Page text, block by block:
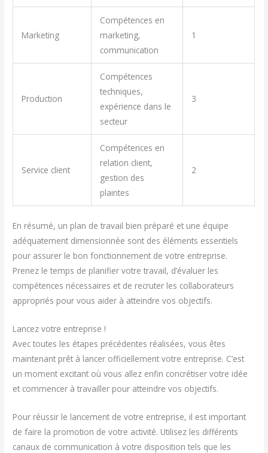
Marketing
Compétences en
marketing,
communication
1
Production
Compétences
techniques,
expérience dans le
secteur
3
Service client
Compétences en
relation client,
gestion des
plaintes
2
En résumé, un plan de travail bien préparé et une équipe
adéquatement dimensionnée sont des éléments essentiels
pour assurer le bon fonctionnement de votre entreprise.
Prenez le temps de planifier votre travail, d’évaluer les
compétences nécessaires et de recruter les collaborateurs
appropriés pour vous aider à atteindre vos objectifs.
Lancez votre entreprise !
Avec toutes les étapes précédentes réalisées, vous êtes
maintenant prêt à lancer officiellement votre entreprise. C’est
un moment excitant où vous allez enfin concrétiser votre idée
et commencer à travailler pour atteindre vos objectifs.
Pour réussir le lancement de votre entreprise, il est important
de faire la promotion de votre activité. Utilisez les différents
canaux de communication à votre disposition tels que les